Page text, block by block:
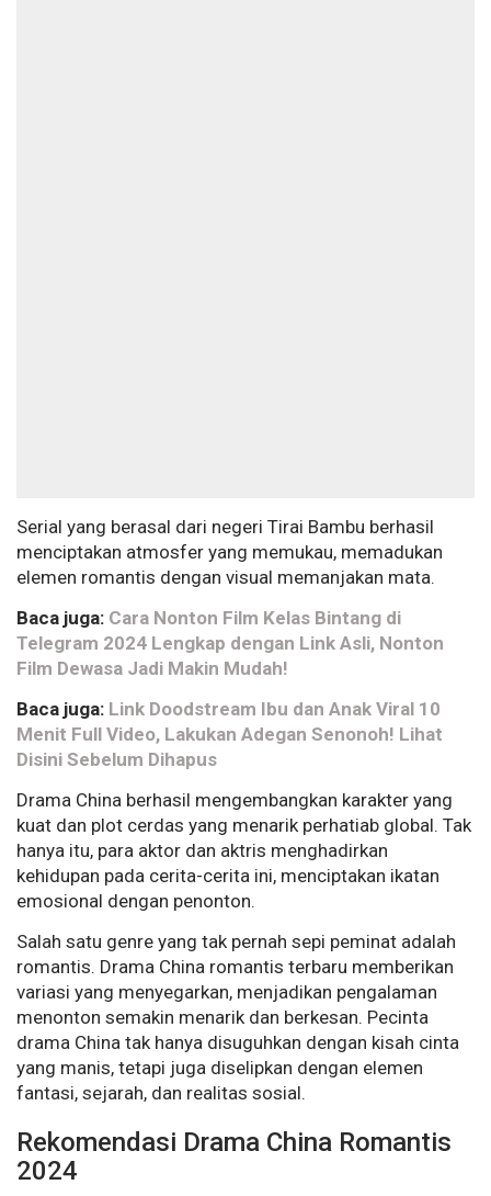
Serial yang berasal dari negeri Tirai Bambu berhasil
menciptakan atmosfer yang memukau, memadukan
elemen romantis dengan visual memanjakan mata.
Baca juga: Cara Nonton Film Kelas Bintang di
Telegram 2024 Lengkap dengan Link Asli, Nonton
Film Dewasa Jadi Makin Mudah!
Baca juga: Link Doodstream Ibu dan Anak Viral 10
Menit Full Video, Lakukan Adegan Senonoh! Lihat
Disini Sebelum Dihapus
Drama China berhasil mengembangkan karakter yang
kuat dan plot cerdas yang menarik perhatiab global. Tak
hanya itu, para aktor dan aktris menghadirkan
kehidupan pada cerita-cerita ini, menciptakan ikatan
emosional dengan penonton.
Salah satu genre yang tak pernah sepi peminat adalah
romantis. Drama China romantis terbaru memberikan
variasi yang menyegarkan, menjadikan pengalaman
menonton semakin menarik dan berkesan. Pecinta
drama China tak hanya disuguhkan dengan kisah cinta
yang manis, tetapi juga diselipkan dengan elemen
fantasi, sejarah, dan realitas sosial.
Rekomendasi Drama China Romantis
2024